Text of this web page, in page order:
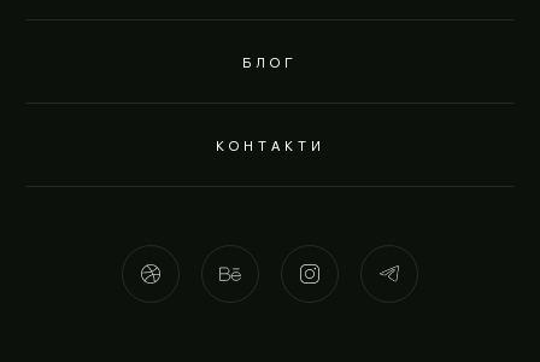
БЛОГ
КОНТАКТИ